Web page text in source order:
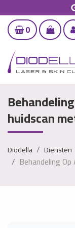
0
huidscan
Diodella Diensten
Behandeling